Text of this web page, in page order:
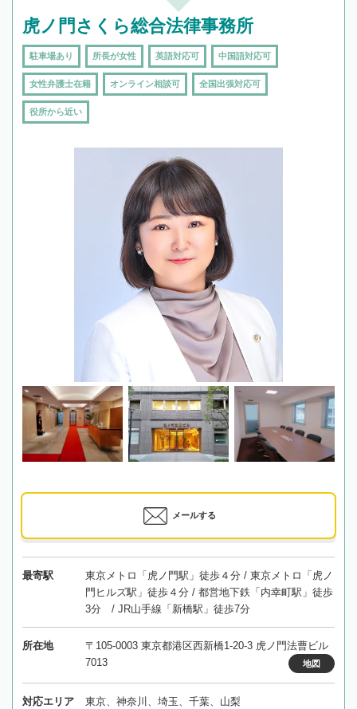
虎ノ門さくら総合法律事務所
駐車場あり 所長が女性 英語対応可 中国語対応可
女性弁護士在籍 オンライン相談可 全国出張対応可
役所から近い
メールする
最寄駅
東京メトロ「虎ノ門駅」徒歩４分 / 東京メトロ「虎ノ
門ヒルズ駅」徒歩４分 / 都営地下鉄「内幸町駅」徒歩
3分 / JR山手線「新橋駅」徒歩7分
所在地
〒105-0003 東京都港区西新橋1-20-3 虎ノ門法曹ビル
7013
地図
対応エリア 東京、神奈川、埼玉、千葉、山梨